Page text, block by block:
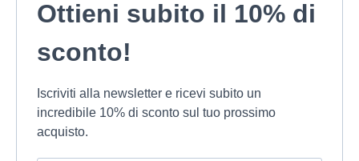
prodotto
possono
scelte
nella
prodotto
Ottieni subito il 10% di
sconto!
Iscriviti alla newsletter e ricevi subito un
incredibile 10% di sconto sul tuo prossimo
acquisto.